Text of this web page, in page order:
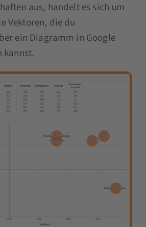
aus, handelt es sich um
Vektoren, die du
ein Diagramm in Google
kannst.